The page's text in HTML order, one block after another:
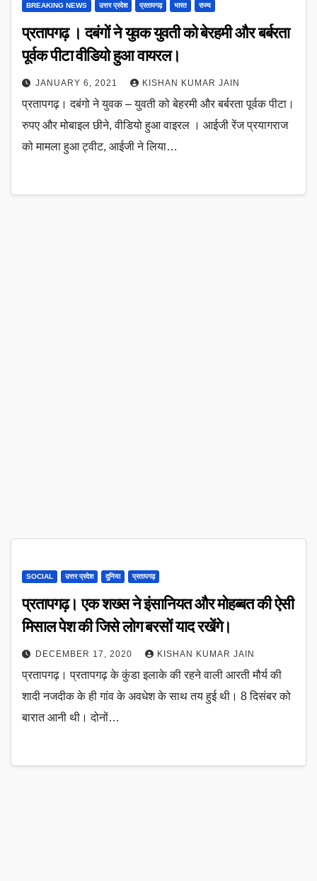
BREAKING NEWS उत्तर प्रदेश प्रतापगढ़ भारत राज्य
प्रतापगढ़ । दबंगों ने युवक युवती को बेरहमी और बर्बरता
पूर्वक पीटा वीडियो हुआ वायरल।
JANUARY 6, 2021 KISHAN KUMAR JAIN
प्रतापगढ़। दबंगो ने युवक – युवती को बेहरमी और बर्बरता पूर्वक पीटा।
रुपए और मोबाइल छीने, वीडियो हुआ वाइरल । आईजी रेंज प्रयागराज
को मामला हुआ ट्वीट, आईजी ने लिया…
SOCIAL उत्तर प्रदेश दुनिया प्रतापगढ़
प्रतापगढ़। एक शख्स ने इंसानियत और मोहब्बत की ऐसी
मिसाल पेश की जिसे लोग बरसों याद रखेंगे।
DECEMBER 17, 2020 KISHAN KUMAR JAIN
प्रतापगढ़। प्रतापगढ़ के कुंडा इलाके की रहने वाली आरती मौर्य की
शादी नजदीक के ही गांव के अवधेश के साथ तय हुई थी। 8 दिसंबर को
बारात आनी थी। दोनों…